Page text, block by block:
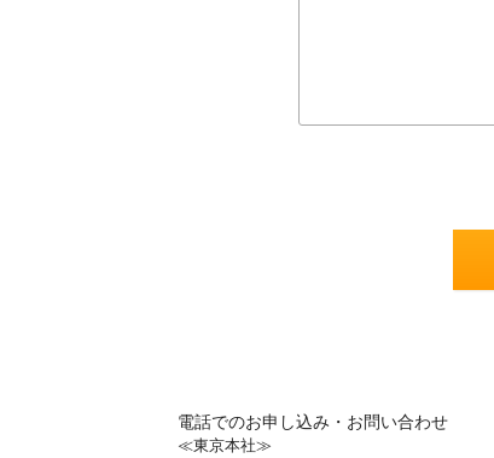
電話でのお申し込み・お問い合わせ
≪東京本社≫